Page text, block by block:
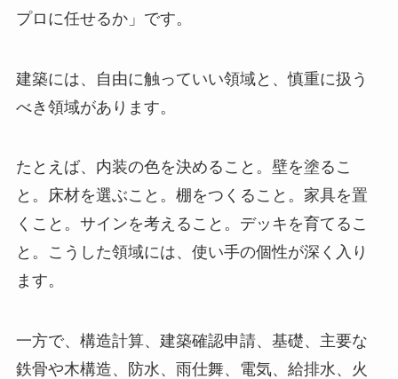
プロに任せるか」です。
建築には、自由に触っていい領域と、慎重に扱う
べき領域があります。
たとえば、内装の色を決めること。壁を塗るこ
と。床材を選ぶこと。棚をつくること。家具を置
くこと。サインを考えること。デッキを育てるこ
と。こうした領域には、使い手の個性が深く入り
ます。
一方で、構造計算、建築確認申請、基礎、主要な
鉄骨や木構造、防水、雨仕舞、電気、給排水、火